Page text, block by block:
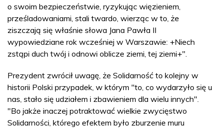
o swoim bezpieczeństwie, ryzykując więzieniem,
prześladowaniami, stali twardo, wierząc w to, że
ziszczają się właśnie słowa Jana Pawła II
wypowiedziane rok wcześniej w Warszawie: +Niech
zstąpi duch twój i odnowi oblicze ziemi, tej ziemi+".
Prezydent zwrócił uwagę, że Solidarność to kolejny w
historii Polski przypadek, w którym "to, co wydarzyło się u
nas, stało się udziałem i zbawieniem dla wielu innych".
"Bo jakże inaczej potraktować wielkie zwycięstwo
Solidarności, którego efektem było zburzenie muru